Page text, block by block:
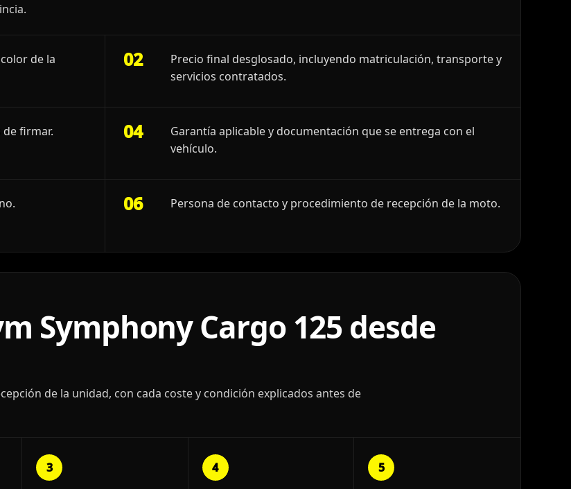
de la
02
Precio final desglosado, incluyendo matriculación, transporte y
servicios contratados.
firmar. 04
Garantía aplicable y documentación que se entrega con el
vehículo.
06 Persona de contacto y procedimiento de recepción de la moto.
Symphony Cargo 125 desde
de la unidad, con cada coste y condición explicados antes de
3 4 5